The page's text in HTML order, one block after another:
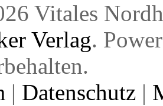
Vitales
Verlag.
| Datenschutz |